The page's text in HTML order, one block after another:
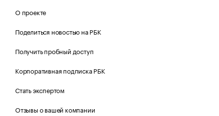
О проекте
Поделиться новостью на РБК
Получить пробный доступ
Корпоративная подписка РБК
Стать экспертом
Отзывы о вашей компании